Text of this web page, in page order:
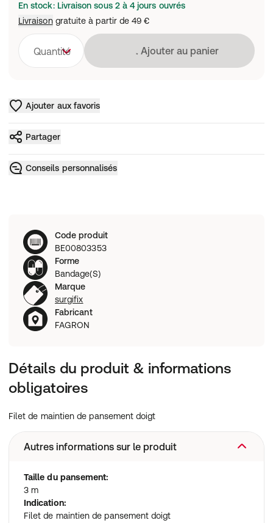
En stock: Livraison sous 2 à 4 jours ouvrés
Livraisongratuite à partir de49 €
Quantité Chargement
Ajouter au panier
Ajouter aux favoris
Partager
Conseils personnalisés
Code produit
BE00803353
Forme
Bandage(S)
Marque
surgifix
Fabricant
FAGRON
Détails du produit & informations
obligatoires
Filet de maintien de pansement doigt
Autres informations sur le produit
Taille du pansement:
3 m
Indication:
Filet de maintien de pansement doigt